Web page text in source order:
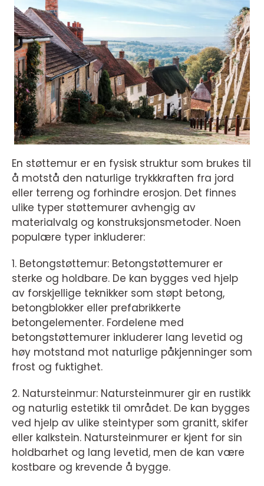
En støttemur er en fysisk struktur som brukes til
å motstå den naturlige trykkkraften fra jord
eller terreng og forhindre erosjon. Det finnes
ulike typer støttemurer avhengig av
materialvalg og konstruksjonsmetoder. Noen
populære typer inkluderer:
1. Betongstøttemur: Betongstøttemurer er
sterke og holdbare. De kan bygges ved hjelp
av forskjellige teknikker som støpt betong,
betongblokker eller prefabrikkerte
betongelementer. Fordelene med
betongstøttemurer inkluderer lang levetid og
høy motstand mot naturlige påkjenninger som
frost og fuktighet.
2. Natursteinmur: Natursteinmurer gir en rustikk
og naturlig estetikk til området. De kan bygges
ved hjelp av ulike steintyper som granitt, skifer
eller kalkstein. Natursteinmurer er kjent for sin
holdbarhet og lang levetid, men de kan være
kostbare og krevende å bygge.